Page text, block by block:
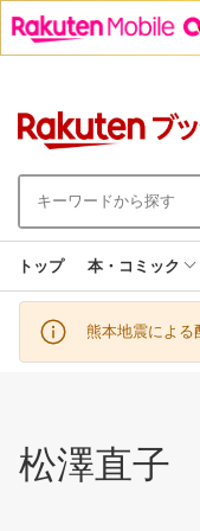
トップ 本・コミック
熊本地震による
松澤直子